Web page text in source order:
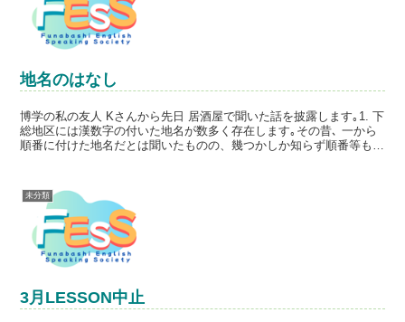
地名のはなし
博学の私の友人 Kさんから先日 居酒屋で聞いた話を披露します｡1. 下
総地区には漢数字の付いた地名が数多く存在します｡その昔､ 一から
順番に付けた地名だとは聞いたものの、幾つかしか知らず順番等もま
未分類
3月LESSON中止